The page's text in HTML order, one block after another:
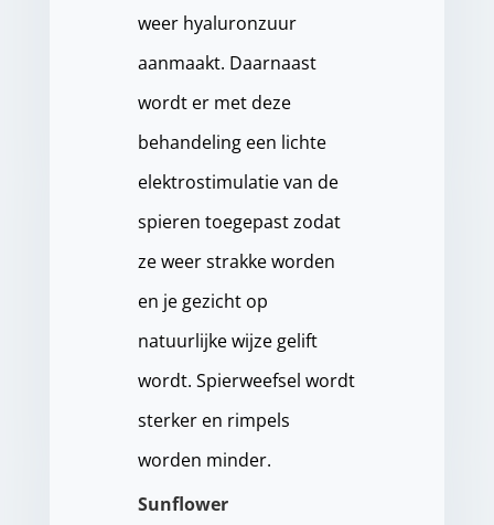
weer hyaluronzuur
aanmaakt. Daarnaast
wordt er met deze
behandeling een lichte
elektrostimulatie van de
spieren toegepast zodat
ze weer strakke worden
en je gezicht op
natuurlijke wijze gelift
wordt. Spierweefsel wordt
sterker en rimpels
worden minder.
Sunflower